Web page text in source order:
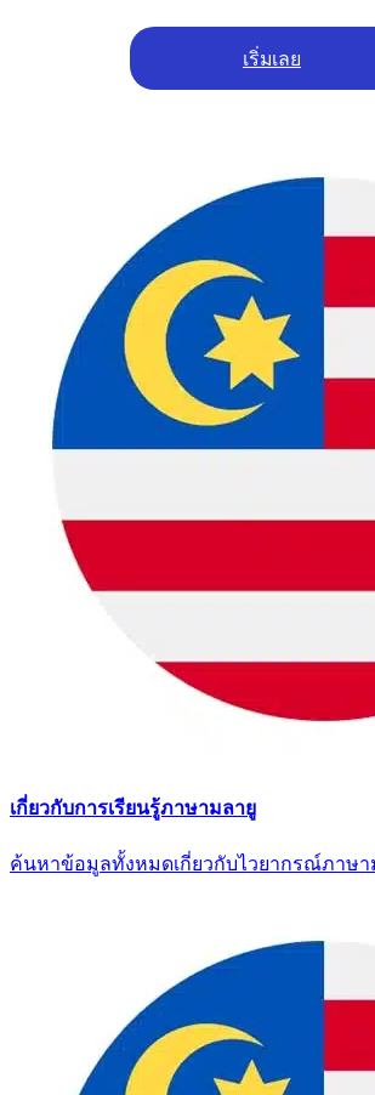
เริ่มเลย
เกี่ยวกับการเรียนรู้ภาษามลายู
ค้นหาข้อมูลทั้งหมดเกี่ยวกับไวยากรณ์ภาษา